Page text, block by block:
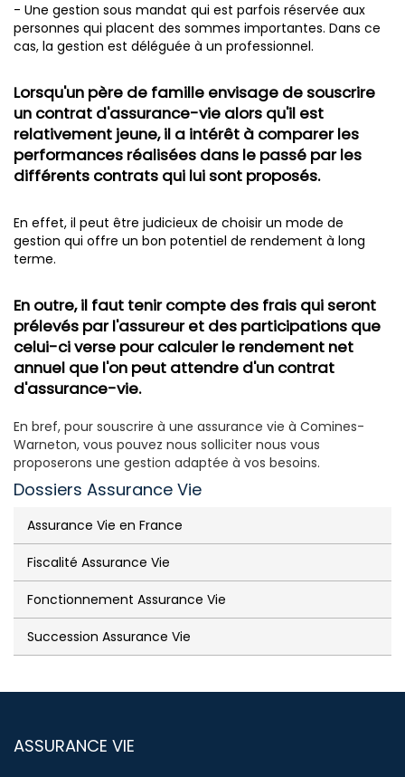
- Une gestion sous mandat qui est parfois réservée aux
personnes qui placent des sommes importantes. Dans ce
cas, la gestion est déléguée à un professionnel.
Lorsqu'un père de famille envisage de souscrire
un contrat d'assurance-vie alors qu'il est
relativement jeune, il a intérêt à comparer les
performances réalisées dans le passé par les
différents contrats qui lui sont proposés.
En effet, il peut être judicieux de choisir un mode de
gestion qui offre un bon potentiel de rendement à long
terme.
En outre, il faut tenir compte des frais qui seront
prélevés par l'assureur et des participations que
celui-ci verse pour calculer le rendement net
annuel que l'on peut attendre d'un contrat
d'assurance-vie.
En bref, pour souscrire à une assurance vie à Comines-
Warneton, vous pouvez nous solliciter nous vous
proposerons une gestion adaptée à vos besoins.
Dossiers Assurance Vie
Assurance Vie en France
Fiscalité Assurance Vie
Fonctionnement Assurance Vie
Succession Assurance Vie
ASSURANCE VIE